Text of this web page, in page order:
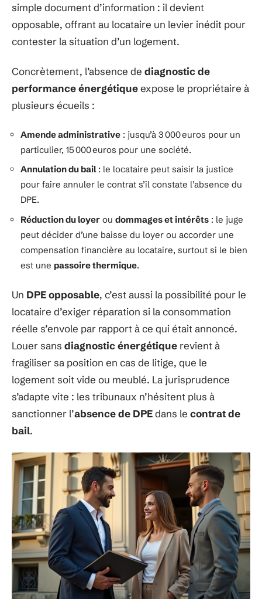
simple document d’information : il devient
opposable, offrant au locataire un levier inédit pour
contester la situation d’un logement.
Concrètement, l’absence de diagnostic de
performance énergétiqueexpose le propriétaire à
plusieurs écueils :
Amende administrative : jusqu’à 3 000 euros pour un
particulier, 15 000 euros pour une société.
Annulation du bail: le locataire peut saisir la justice
pour faire annuler le contrat s’il constate l’absence du
DPE.
Réduction du loyer ou dommages et intérêts : le juge
peut décider d’une baisse du loyer ou accorder une
compensation financière au locataire, surtout si le bien
est une passoire thermique.
Un DPE opposable, c’est aussi la possibilité pour le
locataire d’exiger réparation si la consommation
réelle s’envole par rapport à ce qui était annoncé.
Louer sans diagnostic énergétique revient à
fragiliser sa position en cas de litige, que le
logement soit vide ou meublé. La jurisprudence
s’adapte vite : les tribunaux n’hésitent plus à
sanctionner l’absence de DPEdans le contrat de
bail.